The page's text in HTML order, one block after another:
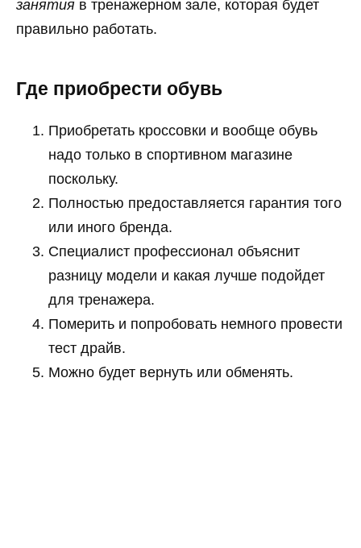
занятия в тренажерном зале, которая будет
правильно работать.
Где приобрести обувь
Приобретать кроссовки и вообще обувь
надо только в спортивном магазине
поскольку.
Полностью предоставляется гарантия того
или иного бренда.
Специалист профессионал объяснит
разницу модели и какая лучше подойдет
для тренажера.
Померить и попробовать немного провести
тест драйв.
Можно будет вернуть или обменять.